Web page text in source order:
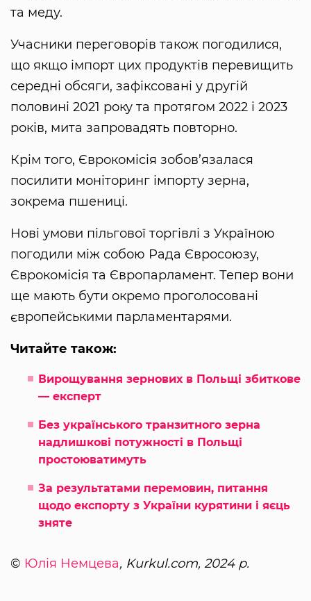
та меду.
Учасники переговорів також погодилися,
що якщо імпорт цих продуктів перевищить
середні обсяги, зафіксовані у другій
половині 2021 року та протягом 2022 і 2023
років, мита запровадять повторно.
Крім того, Єврокомісія зобов’язалася
посилити моніторинг імпорту зерна,
зокрема пшениці.
Нові умови пільгової торгівлі з Україною
погодили між собою Рада Євросоюзу,
Єврокомісія та Європарламент. Тепер вони
ще мають бути окремо проголосовані
європейськими парламентарями.
Читайте також:
Вирощування зернових в Польщі збиткове
— експерт
Без українського транзитного зерна
надлишкові потужності в Польщі
простоюватимуть
За результатами перемовин, питання
щодо експорту з України курятини і яєць
зняте
© Юлія Немцева, Kurkul.com, 2024 р.